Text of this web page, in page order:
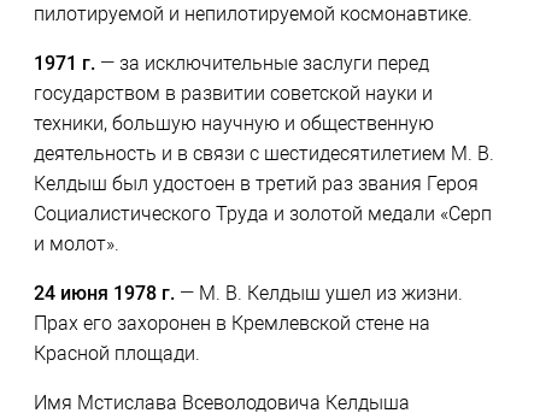
пилотируемой и непилотируемой космонавтике.
1971 г.— за исключительные заслуги перед
государством в развитии советской науки и
техники, большую научную и общественную
деятельность и в связи с шестидесятилетием М. В.
Келдыш был удостоен в третий раз звания Героя
Социалистического Труда и золотой медали «Серп
и молот».
24 июня 1978 г.— М. В. Келдыш ушел из жизни.
Прах его захоронен в Кремлевской стене на
Красной площади.
Имя Мстислава Всеволодовича Келдыша